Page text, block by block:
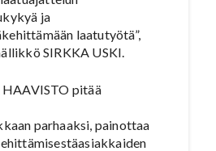
ja
laatutyötä”,
SIRKKA USKI.
pitää
parhaaksi, painottaa